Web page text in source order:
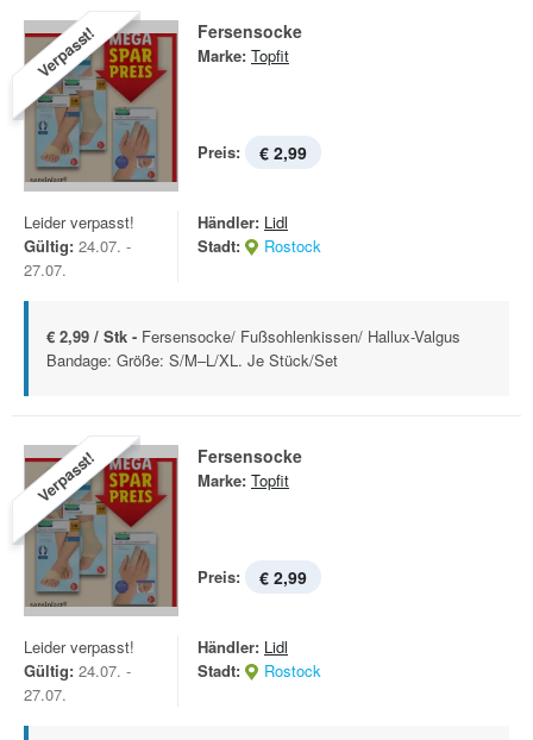
Verpasst! Fersensocke
Marke: Topfit
Preis: € 2,99
Leider verpasst!
Gültig: 24.07. -
27.07.
Händler: Lidl
Stadt:
Rostock
€ 2,99 / Stk - Fersensocke/ Fußsohlenkissen/ Hallux-Valgus
Bandage: Größe: S/M–L/XL. Je Stück/Set
Verpasst! Fersensocke
Marke: Topfit
Preis: € 2,99
Leider verpasst!
Gültig: 24.07. -
27.07.
Händler: Lidl
Stadt:
Rostock